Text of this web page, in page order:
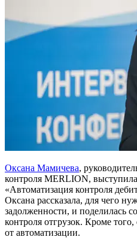
Оксана Мамичева,
контроля MERLION,
«Автоматизация контроля
Оксана рассказала, для чего
задолженности, и поделилась
контроля отгрузок. Кроме
от автоматизации.